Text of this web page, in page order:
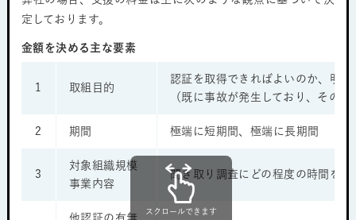
定しております。
金額を決める主な要素
1 取組目的
認証を取得できればよいのか、明
（既に事故が発生しており、その
2 期間 極端に短期間、極端に長期間
3
対象組織規模
事業内容
聞き取り調査にどの程度の時間を要
スクロールできます